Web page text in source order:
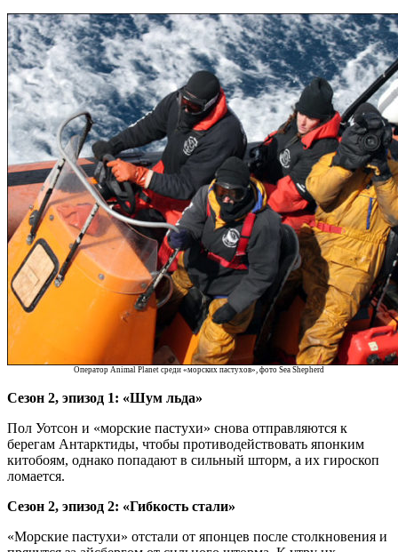
Оператор Animal Planet среди «морских пастухов», фото Sea Shepherd
Сезон 2, эпизод 1: «Шум льда»
Пол Уотсон и «морские пастухи» снова отправляются к
берегам Антарктиды, чтобы противодействовать японким
китобоям, однако попадают в сильный шторм, а их гироскоп
ломается.
Сезон 2, эпизод 2: «Гибкость стали»
«Морские пастухи» отстали от японцев после столкновения и